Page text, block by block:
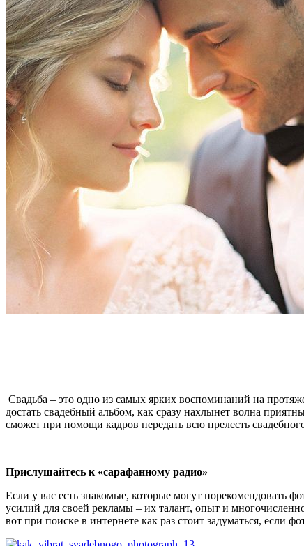
Свадьба – это одно из самых ярких воспоминаний на
достать свадебный альбом, как сразу нахлынет волна
сможет при помощи кадров передать всю прелесть
Прислушайтесь к «сарафанному радио»
Если у вас есть знакомые, которые могут порекомендовать
усилий для своей рекламы – их талант, опыт и
вот при поиске в интернете как раз стоит задуматься, если